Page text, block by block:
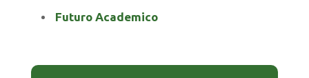
Futuro Academico